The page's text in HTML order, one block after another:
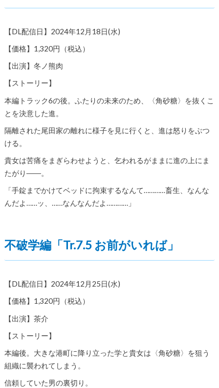
【DL配信日】2024年12月18日(水)
【価格】1,320円（税込）
【出演】冬ノ熊肉
【ストーリー】
本編トラック6の後。ふたりの未来のため、〈角砂糖〉を抜くこ
とを決意した進。
隔離された尾田家の離れに様子を見に行くと、進は怒りをぶつ
ける。
貴女は苦痛をまぎらわせようと、乞われるがままに進の上にま
たがり――。
「手錠までかけてベッドに拘束するなんて…………畜生、なんな
んだよ……ッ、……なんなんだよ…………」
不破学編「Tr.7.5 お前がいれば」
【DL配信日】2024年12月25日(水)
【価格】1,320円（税込）
【出演】茶介
【ストーリー】
本編後。大きな港町に降り立った学と貴女は〈角砂糖〉を狙う
組織に襲われてしまう。
信頼していた男の裏切り。